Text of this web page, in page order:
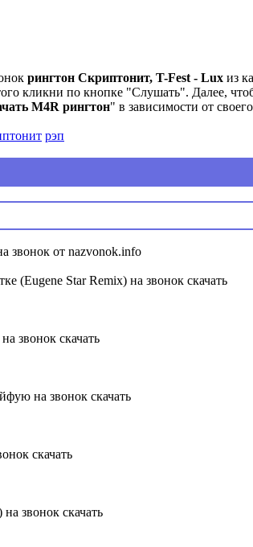
рингтон Скриптонит, T-Fest - Lux из
кликни по кнопке "Слушать". Далее,
M4R рингтон" в зависимости от
рэп
звонок от nazvonok.info